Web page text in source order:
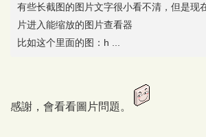
有些长截图的图片文字很小看不清，但是现
片进入能缩放的图片查看器
比如这个里面的图：h ...
感謝，會看看圖片問題。